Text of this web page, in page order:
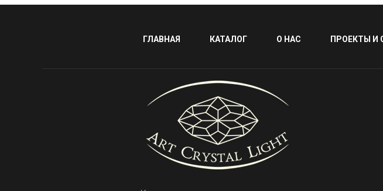
ГЛАВНАЯ КАТАЛОГ О НАС ПРОЕКТЫ И